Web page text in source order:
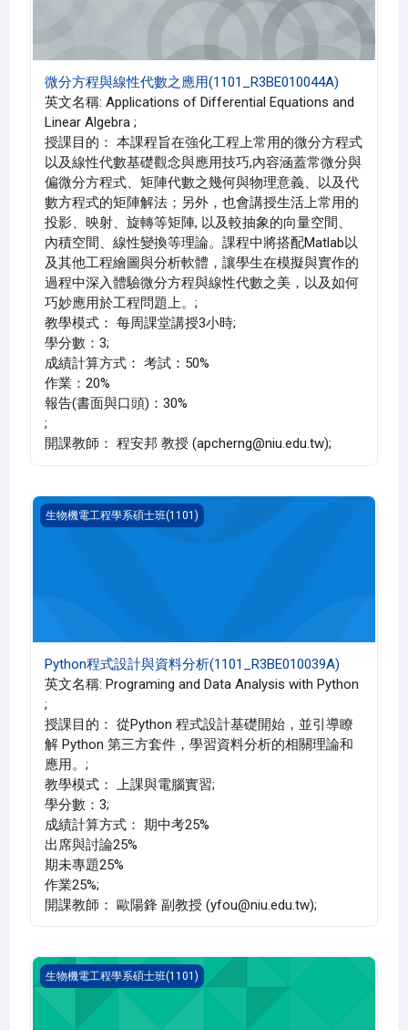
微分方程與線性代數之應用(1101_R3BE010044A)
英文名稱: Applications of Differential Equations and
Linear Algebra ;
授課目的： 本課程旨在強化工程上常用的微分方程式
以及線性代數基礎觀念與應用技巧,內容涵蓋常微分與
偏微分方程式、矩陣代數之幾何與物理意義、以及代
數方程式的矩陣解法；另外，也會講授生活上常用的
投影、映射、旋轉等矩陣, 以及較抽象的向量空間、
內積空間、線性變換等理論。課程中將搭配Matlab以
及其他工程繪圖與分析軟體，讓學生在模擬與實作的
過程中深入體驗微分方程與線性代數之美，以及如何
巧妙應用於工程問題上。;
教學模式： 每周課堂講授3小時;
學分數：3;
成績計算方式： 考試：50%
作業：20%
報告(書面與口頭)：30%
;
開課教師： 程安邦 教授 (apcherng@niu.edu.tw);
Python程式設計與資料分析(1101_R3BE010039A)
生物機電工程學系碩士班(1101)
Python程式設計與資料分析(1101_R3BE010039A)
英文名稱: Programing and Data Analysis with Python
;
授課目的： 從Python 程式設計基礎開始，並引導瞭
解 Python 第三方套件，學習資料分析的相關理論和
應用。;
教學模式： 上課與電腦實習;
學分數：3;
成績計算方式： 期中考25%
出席與討論25%
期未專題25%
作業25%;
開課教師： 歐陽鋒 副教授 (yfou@niu.edu.tw);
大數據蒐集與分析(1101_R3BE010037A)
生物機電工程學系碩士班(1101)